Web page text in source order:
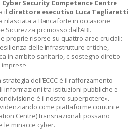
Cyber Security Competence Centre
il direttore esecutivo Luca Tagliaretti
rilasciata a Bancaforte in occasione
Sicurezza promosso dall’ABI.
proprie risorse su quattro aree cruciali:
delle infrastrutture critiche,
in ambito sanitario, e sostegno diretto
imprese.
dell’ECCC è il rafforzamento
informazioni tra istituzioni pubbliche e
è il nostro superpotere»,
come piattaforme comuni e
Centre) transnazionali possano
le minacce cyber.